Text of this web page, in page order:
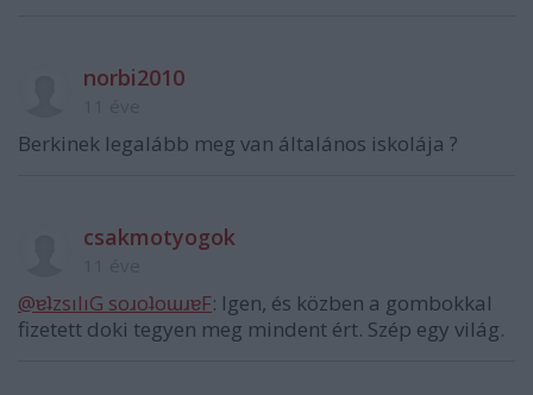
norbi2010
Berkinek legalább meg van általános iskolája ?
csakmotyogok
@ɐʇzsılıG soɹoʇoɯɹɐF: Igen, és közben a gombokkal
fizetett doki tegyen meg mindent ért. Szép egy világ.